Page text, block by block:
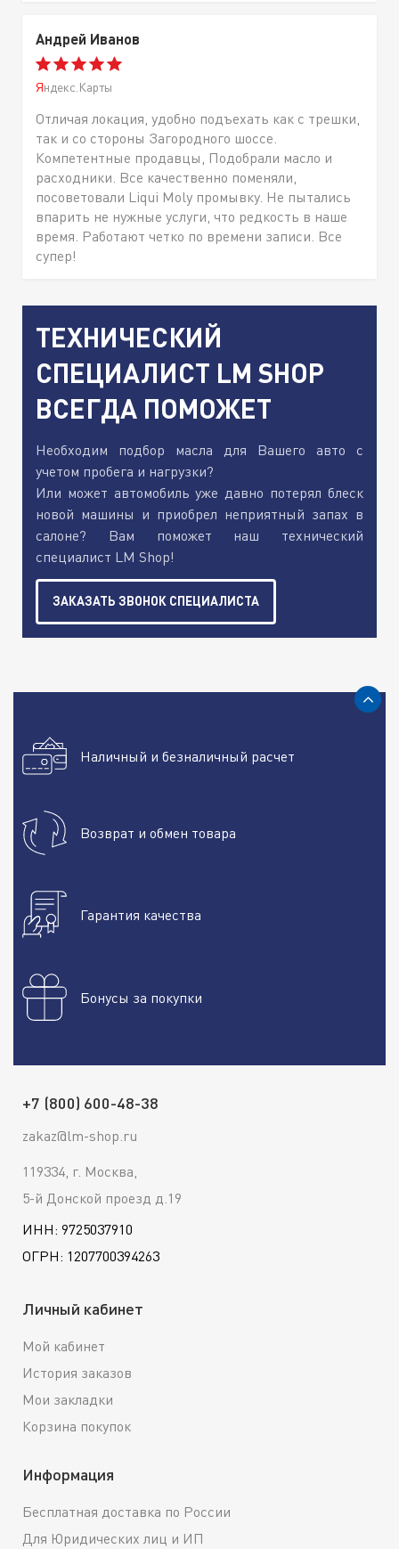
Андрей Иванов
Яндекс.Карты
Отличая локация, удобно подъехать как с трешки,
так и со стороны Загородного шоссе.
Компетентные продавцы, Подобрали масло и
расходники. Все качественно поменяли,
посоветовали Liqui Moly промывку. Не пытались
впарить не нужные услуги, что редкость в наше
время. Работают четко по времени записи. Все
супер!
ТЕХНИЧЕСКИЙ
СПЕЦИАЛИСТ LM SHOP
ВСЕГДА ПОМОЖЕТ
Необходим подбор масла для Вашего авто с
учетом пробега и нагрузки?
Или может автомобиль уже давно потерял блеск
новой машины и приобрел неприятный запах в
салоне? Вам поможет наш технический
специалист LM Shop!
ЗАКАЗАТЬ ЗВОНОК СПЕЦИАЛИСТА
Наличный и безналичный расчет
Возврат и обмен товара
Гарантия качества
Бонусы за покупки
+7 (800) 600-48-38
zakaz@lm-shop.ru
119334, г. Москва,
5-й Донской проезд д.19
ИНН: 9725037910
ОГРН: 1207700394263
Личный кабинет
Мой кабинет
История заказов
Мои закладки
Корзина покупок
Информация
Бесплатная доставка по России
Для Юридических лиц и ИП